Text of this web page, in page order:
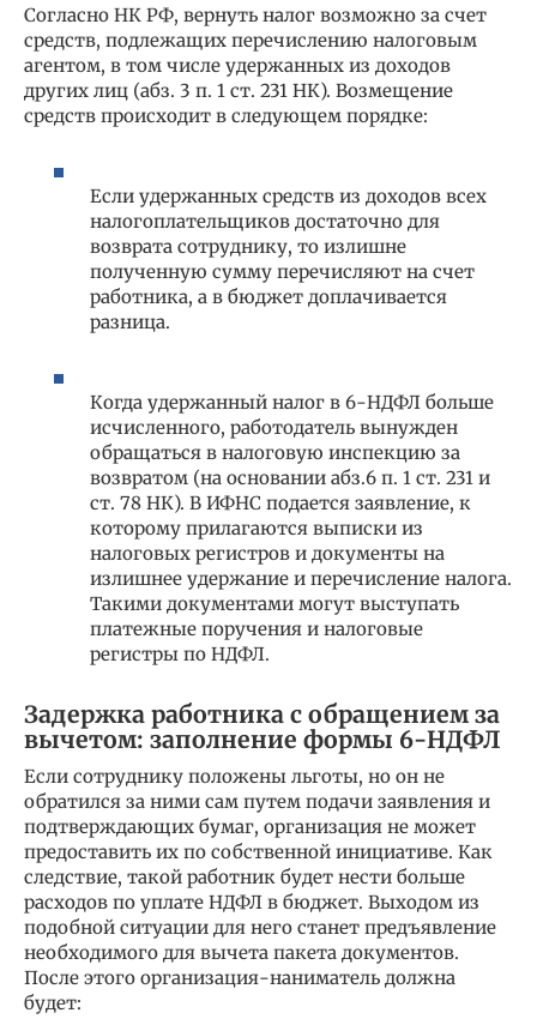
Согласно НК РФ, вернуть налог возможно за счет
средств, подлежащих перечислению налоговым
агентом, в том числе удержанных из доходов
других лиц (абз. 3 п. 1 ст. 231 НК). Возмещение
средств происходит в следующем порядке:
Если удержанных средств из доходов всех
налогоплательщиков достаточно для
возврата сотруднику, то излишне
полученную сумму перечисляют на счет
работника, а в бюджет доплачивается
разница.
Когда удержанный налог в 6-НДФЛ больше
исчисленного, работодатель вынужден
обращаться в налоговую инспекцию за
возвратом (на основании абз.6 п. 1 ст. 231 и
ст. 78 НК). В ИФНС подается заявление, к
которому прилагаются выписки из
налоговых регистров и документы на
излишнее удержание и перечисление налога.
Такими документами могут выступать
платежные поручения и налоговые
регистры по НДФЛ.
Задержка работника с обращением за
вычетом: заполнение формы 6-НДФЛ
Если сотруднику положены льготы, но он не
обратился за ними сам путем подачи заявления и
подтверждающих бумаг, организация не может
предоставить их по собственной инициативе. Как
следствие, такой работник будет нести больше
расходов по уплате НДФЛ в бюджет. Выходом из
подобной ситуации для него станет предъявление
необходимого для вычета пакета документов.
После этого организация-наниматель должна
будет: